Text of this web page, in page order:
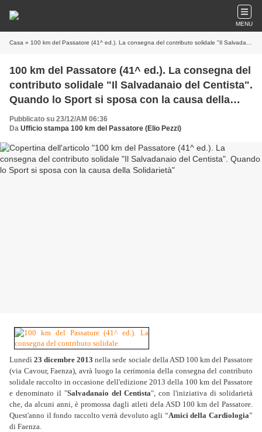
MENU
Casa » 100 km del Passatore (41^ ed.). La consegna del contributo solidale "Il Salvadanaio del Centista". Quando lo Sport si sposa con la causa della Solidarietà
100 km del Passatore (41^ ed.). La consegna del
contributo solidale "Il Salvadanaio del Centista".
Quando lo Sport si sposa con la causa della
Solidarietà
Pubblicato su 23/12/AM 06:36
Da Ufficio stampa 100 km del Passatore (Elio Pezzi)
Lunedì23 dicembre 2013 nella sede sociale della ASD 100 km del Passatore
(via Cavour, Faenza), avrà luogo la cerimonia della consegna del contributo
solidale raccolto in occasione dell'edizione 2013 della 100 km del Passatore
e denominato il "Salvadanaio del Centista", con l'iniziativa di solidarietà
che, da alcuni anni, è promossa dagli atleti dela ASD 100 km del Passatore.
Quest'anno il fondo raccolto verrà devoluto agli “Amici della Cardiologia”
di Faenza.